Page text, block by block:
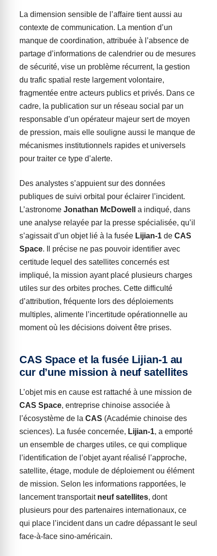
La dimension sensible de l’affaire tient aussi au
contexte de communication. La mention d’un
manque de coordination, attribuée à l’absence de
partage d’informations de calendrier ou de mesures
de sécurité, vise un problème récurrent, la gestion
du trafic spatial reste largement volontaire,
fragmentée entre acteurs publics et privés. Dans ce
cadre, la publication sur un réseau social par un
responsable d’un opérateur majeur sert de moyen
de pression, mais elle souligne aussi le manque de
mécanismes institutionnels rapides et universels
pour traiter ce type d’alerte.
Des analystes s’appuient sur des données
publiques de suivi orbital pour éclairer l’incident.
L’astronome Jonathan McDowell
a indiqué, dans
une analyse relayée par la presse spécialisée, qu’il
s’agissait d’un objet lié à la fusée Lijian-1 de CAS
Space. Il précise ne pas pouvoir identifier avec
certitude lequel des satellites concernés est
impliqué, la mission ayant placé plusieurs charges
utiles sur des orbites proches. Cette difficulté
d’attribution, fréquente lors des déploiements
multiples, alimente l’incertitude opérationnelle au
moment où les décisions doivent être prises.
CAS Space et la fusée Lijian-1 au
cur d’une mission à neuf satellites
L’objet mis en cause est rattaché à une mission de
CAS Space, entreprise chinoise associée à
l’écosystème de la CAS (Académie chinoise des
sciences). La fusée concernée, Lijian-1, a emporté
un ensemble de charges utiles, ce qui complique
l’identification de l’objet ayant réalisé l’approche,
satellite, étage, module de déploiement ou élément
de mission. Selon les informations rapportées, le
lancement transportait neuf satellites, dont
plusieurs pour des partenaires internationaux, ce
qui place l’incident dans un cadre dépassant le seul
face-à-face sino-américain.